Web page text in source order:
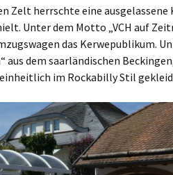
Zelt herrschte eine ausgelassene
Unter dem Motto „VCH auf
das Kerwepublikum.
aus dem saarländischen
im Rockabilly Stil